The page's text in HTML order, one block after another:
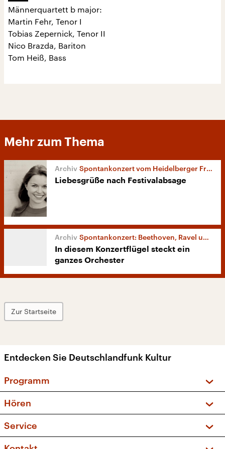
Männerquartett b major:
Martin Fehr, Tenor I
Tobias Zepernick, Tenor II
Nico Brazda, Bariton
Tom Heiß, Bass
Mehr zum Thema
Spontankonzert vom Heidelberger Frühling
Liebesgrüße nach Festivalabsage
Spontankonzert: Beethoven, Ravel und Clara Schumann
In diesem Konzertflügel steckt ein
ganzes Orchester
Zur Startseite
Entdecken Sie Deutschlandfunk Kultur
Programm
Sendungen und Podcasts
Musikliste
Hören
Frequenzen (UKW + DAB+)
Service
FAQ